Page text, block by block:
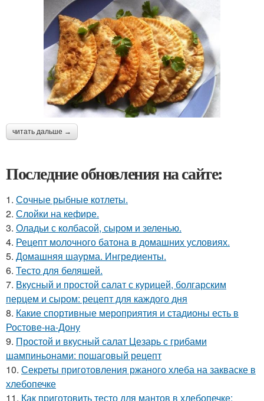
читать дальше →
Последние обновления на сайте:
1. Сочные рыбные котлеты.
2. Слойки на кефире.
3. Оладьи с колбасой, сыром и зеленью.
4. Рецепт молочного батона в домашних условиях.
5. Домашняя шаурма. Ингредиенты.
6. Тесто для беляшей.
7. Вкусный и простой салат с курицей, болгарским
перцем и сыром: рецепт для каждого дня
8. Какие спортивные мероприятия и стадионы есть в
Ростове-на-Дону
9. Простой и вкусный салат Цезарь с грибами
шампиньонами: пошаговый рецепт
10. Секреты приготовления ржаного хлеба на закваске в
хлебопечке
11. Как приготовить тесто для мантов в хлебопечке: